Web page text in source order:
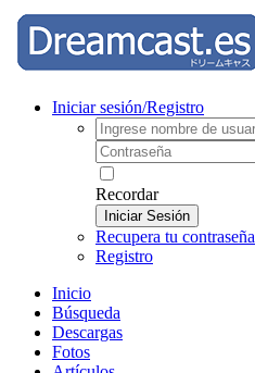
Iniciar sesión/Registro
Recordar
Iniciar Sesión
Recupera tu contraseña
Registro
Inicio
Búsqueda
Descargas
Fotos